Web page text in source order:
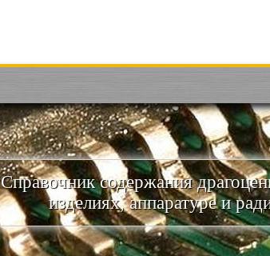
Справочник содержания
изделиях, аппаратуре и